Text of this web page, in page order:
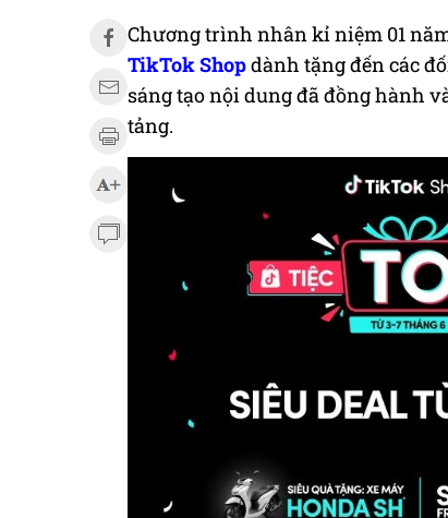
Chương trình nhân kỉ niệm 01
TikTok Shopdành tặng đến các
sáng tạo nội dung đã đồng hành
tảng.